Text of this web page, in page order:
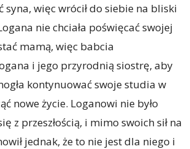
syna, więc wrócił do siebie na bliski
nie chciała poświęcać swojej
mamą, więc babcia
i jego przyrodnią siostrę, aby
kontynuować swoje studia w
nowe życie. Loganowi nie było
z przeszłością, i mimo swoich sił na
jednak, że to nie jest dla niego i